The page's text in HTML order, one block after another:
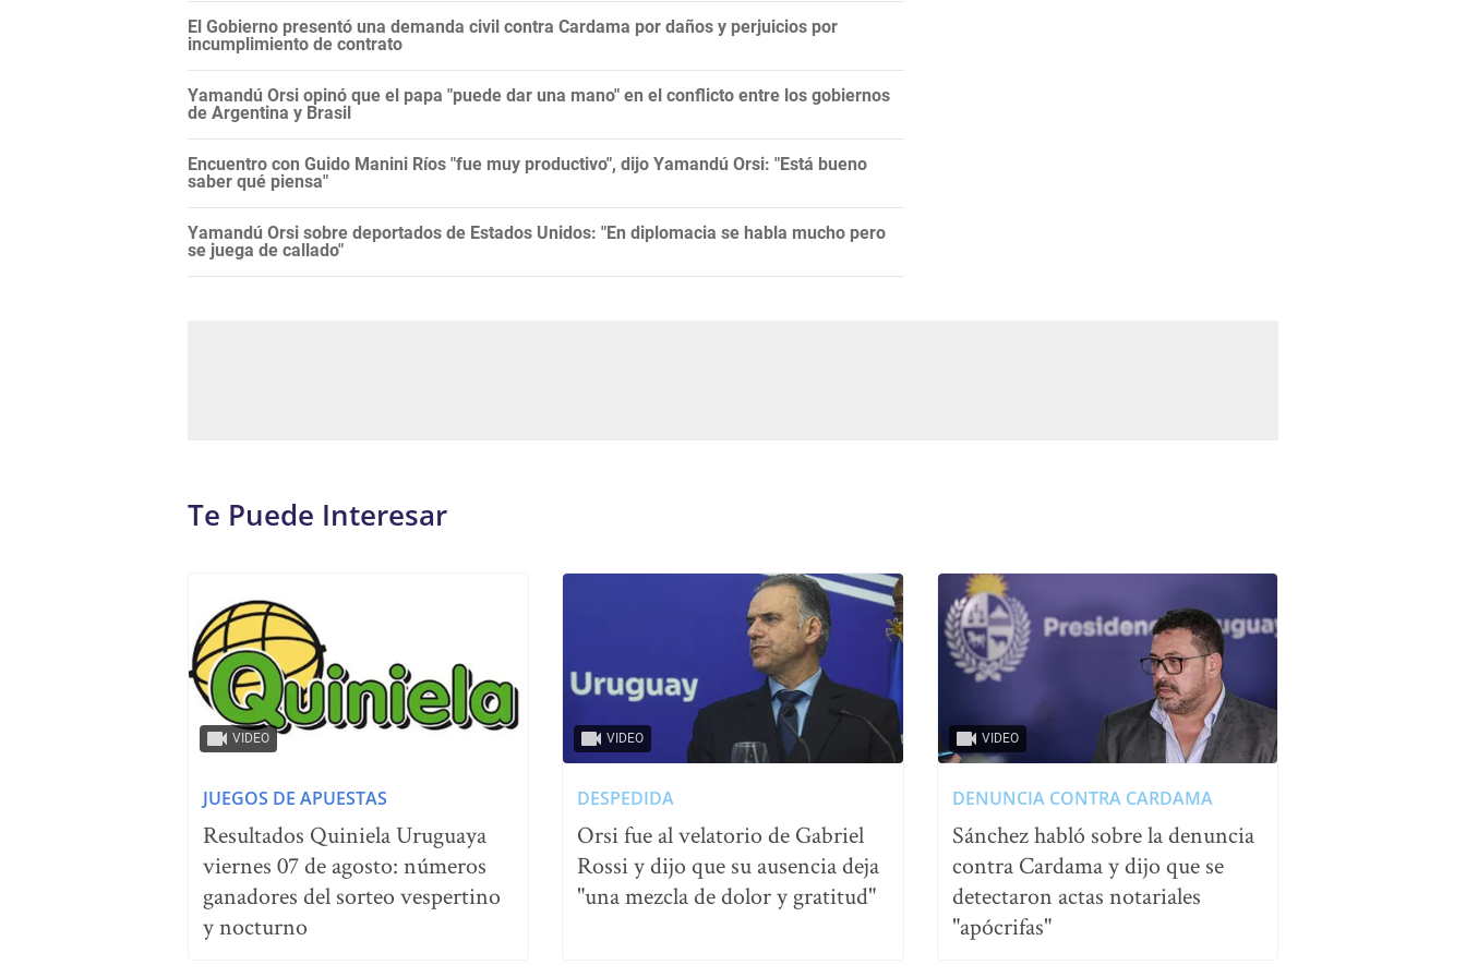
El Gobierno presentó una demanda civil contra Cardama por daños y perjuicios por
incumplimiento de contrato
Yamandú Orsi opinó que el papa "puede dar una mano" en el conflicto entre los gobiernos
de Argentina y Brasil
Encuentro con Guido Manini Ríos "fue muy productivo", dijo Yamandú Orsi: "Está bueno
saber qué piensa"
Yamandú Orsi sobre deportados de Estados Unidos: "En diplomacia se habla mucho pero
se juega de callado"
Te Puede Interesar
VIDEO
JUEGOS DE APUESTAS
Resultados Quiniela Uruguaya
viernes 07 de agosto: números
ganadores del sorteo vespertino
y nocturno
VIDEO
DESPEDIDA
Orsi fue al velatorio de Gabriel
Rossi y dijo que su ausencia deja
"una mezcla de dolor y gratitud"
VIDEO
DENUNCIA CONTRA CARDAMA
Sánchez habló sobre la denuncia
contra Cardama y dijo que se
detectaron actas notariales
"apócrifas"